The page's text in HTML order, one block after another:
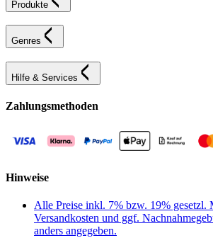
Produkte
Genres
Hilfe & Services
Zahlungsmethoden
Hinweise
Alle Preise inkl. 7% bzw. 19% gesetzl.
Versandkosten und ggf.
anders angegeben.